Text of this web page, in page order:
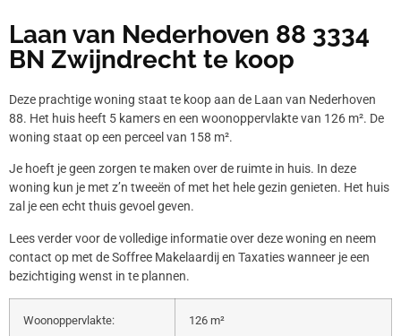
Laan van Nederhoven 88 3334
BN Zwijndrecht te koop
Deze prachtige woning staat te koop aan de Laan van Nederhoven
88. Het huis heeft 5 kamers en een woonoppervlakte van 126 m². De
woning staat op een perceel van 158 m².
Je hoeft je geen zorgen te maken over de ruimte in huis. In deze
woning kun je met z’n tweeën of met het hele gezin genieten. Het huis
zal je een echt thuis gevoel geven.
Lees verder voor de volledige informatie over deze woning en neem
contact op met de Soffree Makelaardij en Taxaties wanneer je een
bezichtiging wenst in te plannen.
Woonoppervlakte: 126 m²